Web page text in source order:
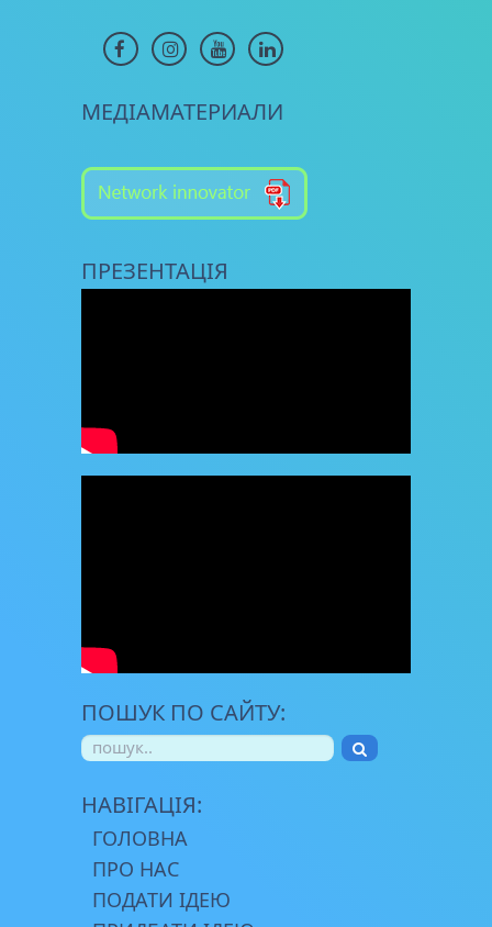
МЕДІАМАТЕРИАЛИ
ПРЕЗЕНТАЦІЯ
ПОШУК ПО САЙТУ:
НАВІГАЦІЯ:
ГОЛОВНА
ПРО НАС
ПОДАТИ ІДЕЮ